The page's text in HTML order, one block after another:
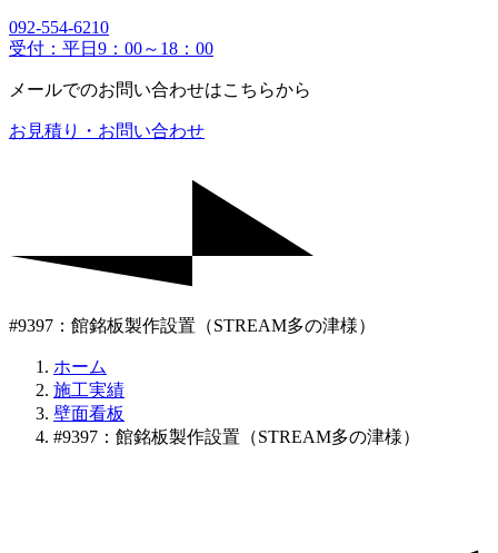
092-554-6210
受付：平日9：00～18：00
メールでのお問い合わせはこちらから
お見積り・お問い合わせ
#9397：館銘板製作設置（STREAM多の津様）
ホーム
施工実績
壁面看板
#9397：館銘板製作設置（STREAM多の津様）